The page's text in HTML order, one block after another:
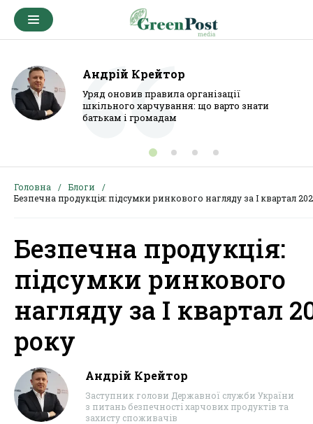
Андрій Крейтор
Уряд оновив правила організації
шкільного харчування: що варто знати
батькам і громадам
Головна
Блоги
Безпечна продукція: підсумки ринкового нагляду за І квартал
Безпечна продукція:
підсумки ринкового
нагляду за І квартал
року
Андрій Крейтор
Заступник голови Державної служби України
з питань безпечності харчових продуктів та
захисту споживачів